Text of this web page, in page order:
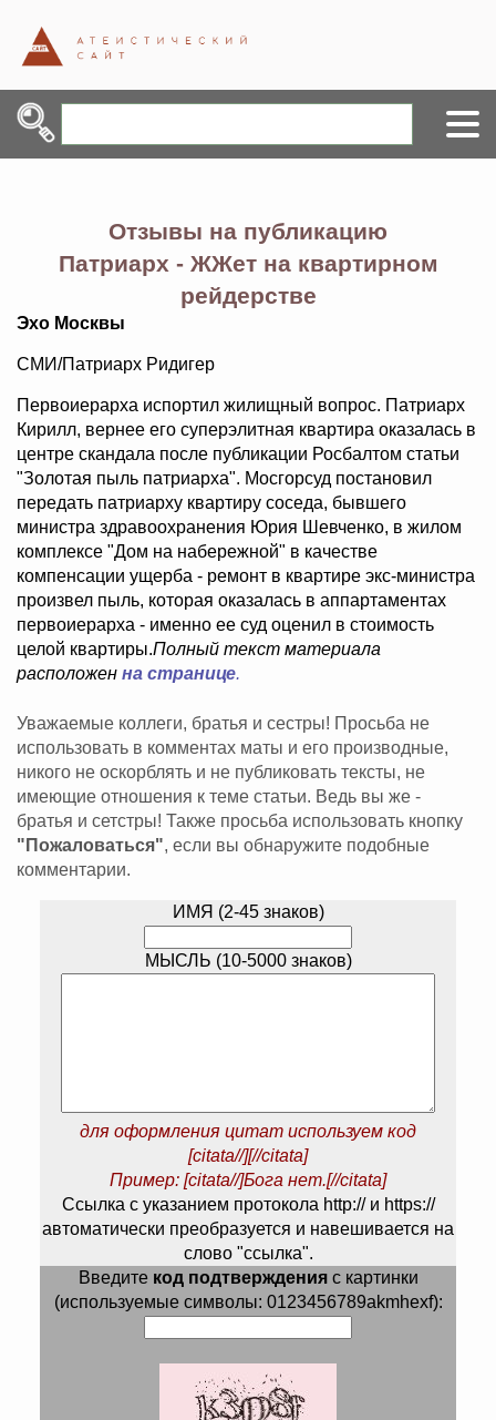
Отзывы на публикацию
Патриарх - ЖЖет на квартирном
рейдерстве
Эхо Москвы
СМИ/Патриарх Ридигер
Первоиерарха испортил жилищный вопрос. Патриарх
Кирилл, вернее его суперэлитная квартира оказалась в
центре скандала после публикации Росбалтом статьи
"Золотая пыль патриарха". Мосгорсуд постановил
передать патриарху квартиру соседа, бывшего
министра здравоохранения Юрия Шевченко, в жилом
комплексе "Дом на набережной" в качестве
компенсации ущерба - ремонт в квартире экс-министра
произвел пыль, которая оказалась в аппартаментах
первоиерарха - именно ее суд оценил в стоимость
целой квартиры.Полный текст материала
расположен на странице.
Уважаемые коллеги, братья и сестры! Просьба не
использовать в комментах маты и его производные,
никого не оскорблять и не публиковать тексты, не
имеющие отношения к теме статьи. Ведь вы же -
братья и сетстры! Также просьба использовать кнопку
"Пожаловаться", если вы обнаружите подобные
комментарии.
ИМЯ (2-45 знаков)
МЫСЛЬ (10-5000 знаков)
для оформления цитат используем код
[citata//][//citata]
Пример: [citata//]Бога нет.[//citata]
Ссылка с указанием протокола http:// и https://
автоматически преобразуется и навешивается на
слово "ссылка".
Введите код подтвержденияс картинки
(используемые символы: 0123456789akmhexf):